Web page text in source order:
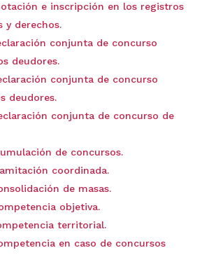
e inscripción en los registros
y derechos.
conjunta de concurso
deudores.
conjunta de concurso
deudores.
conjunta de concurso de
de concursos.
coordinada.
de masas.
objetiva.
territorial.
en caso de concursos